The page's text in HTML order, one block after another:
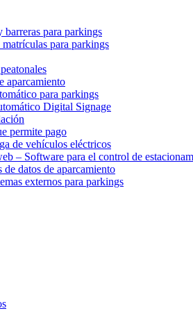
barreras para parkings
para parkings
aparcamiento
para parkings
Digital Signage
permite pago
de vehículos eléctricos
– Software para el control de
datos de aparcamiento
externos para parkings